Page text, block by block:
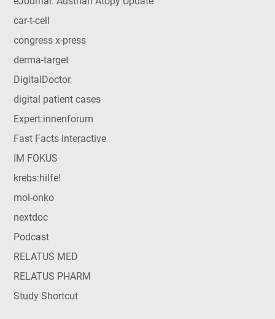
car-t-cell
congress x-press
derma-target
DigitalDoctor
digital patient cases
Expert:innenforum
Fast Facts Interactive
IM FOKUS
krebs:hilfe!
mol-onko
nextdoc
Podcast
RELATUS MED
RELATUS PHARM
Study Shortcut